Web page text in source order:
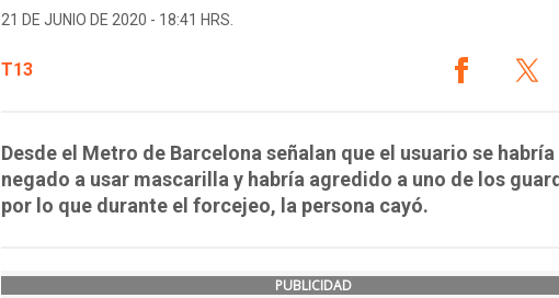
21 DE JUNIO DE 2020 - 18:41 HRS.
T13
Desde el Metro de Barcelona señalan que el usuario se habría
negado a usar mascarilla y habría agredido a uno de los
por lo que durante el forcejeo, la persona cayó.
PUBLICIDAD